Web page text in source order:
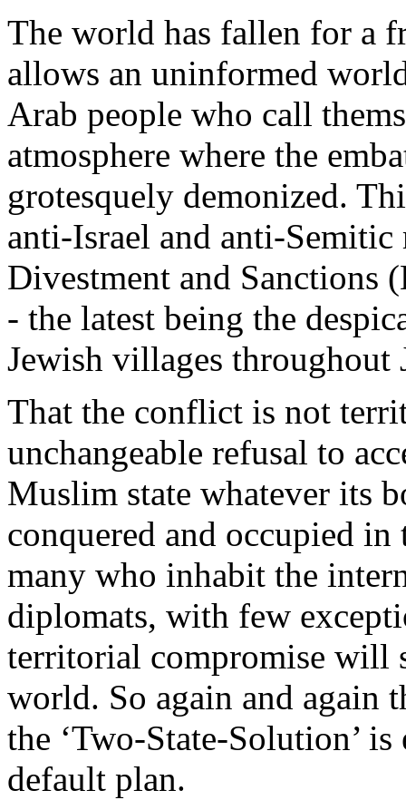
The world has fallen for a
allows an uninformed
Arab people who call
atmosphere where the
grotesquely demonized.
anti-Israel and anti-Semitic
Divestment and Sanctions
- the latest being the
Jewish villages throughout
That the conflict is not
unchangeable refusal to
Muslim state whatever its
conquered and occupied in
many who inhabit the
diplomats, with few
territorial compromise will
world. So again and again
the ‘Two-State-Solution’ is
default plan.